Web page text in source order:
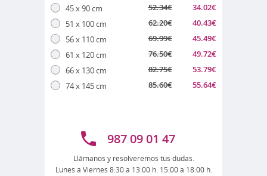
45 x 90 cm
51 x 100 cm
56 x 110 cm
61 x 120 cm
66 x 130 cm
74 x 145 cm
52.34€
62.20€
69.99€
76.50€
82.75€
85.60€
34.02€
40.43€
45.49€
49.72€
53.79€
55.64€
987 09 01 47
Llámanos y resolveremos tus dudas.
Lunes a Viernes 8:30 a 13:00 h. 15:00 a 18:00 h.